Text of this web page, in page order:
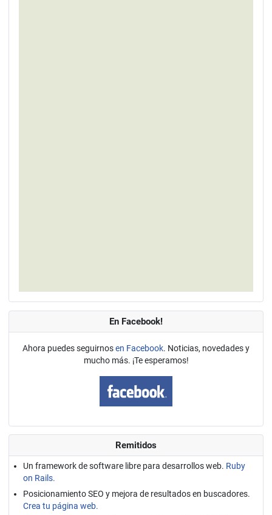
En Facebook!
Ahora puedes seguirnosen Facebook. Noticias, novedades y
mucho más. ¡Te esperamos!
Remitidos
Un framework de software libre para desarrollos web. Ruby
on Rails.
Posicionamiento SEO y mejora de resultados en buscadores.
Crea tu página web.